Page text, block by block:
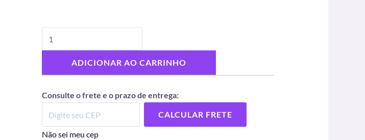
ADICIONAR AO CARRINHO
Consulte o frete e o prazo de entrega:
CALCULAR FRETE
Não sei meu cep